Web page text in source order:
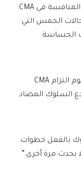
وقالت جولييت إنر ، المديرة التنفيذية لإنفاذ المنافسة في CMA:
الخمس التي
الحساسة
وأضافت: “تعكس الغرامات المفروضة اليوم التزام CMA
السلوك المضاد
بالفعل خطوات
يحدث مرة أخرى.”